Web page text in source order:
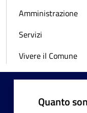
Amministrazione
Servizi
Vivere il Comune
Quanto